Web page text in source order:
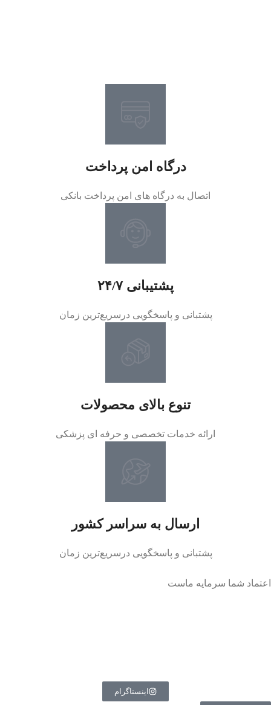
درگاه امن پرداخت
اتصال به درگاه های امن پرداخت بانکی
پشتیبانی ۲۴/۷
پشتبانی و پاسخگویی درسریع‌ترین زمان
تنوع بالای محصولات
ارائه خدمات تخصصی و حرفه ای پزشکی
ارسال به سراسر کشور
پشتبانی و پاسخگویی درسریع‌ترین زمان
اعتماد شما سرمایه ماست
اینستاگرام